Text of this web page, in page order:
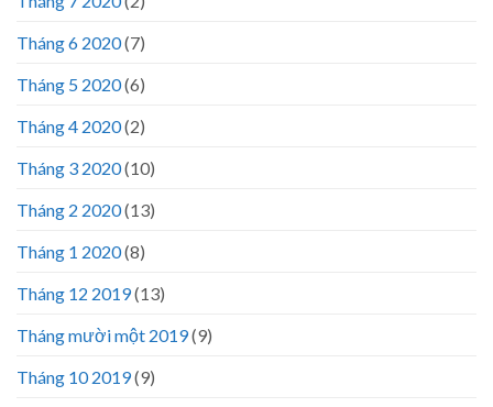
Tháng 6 2020(7)
Tháng 5 2020(6)
Tháng 4 2020(2)
Tháng 3 2020(10)
Tháng 2 2020(13)
Tháng 1 2020(8)
Tháng 12 2019(13)
Tháng mười một 2019(9)
Tháng 10 2019(9)